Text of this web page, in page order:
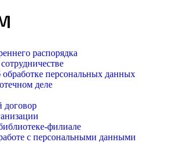
распорядка
персональных данных
деле
договор
филиале
с персональными данными